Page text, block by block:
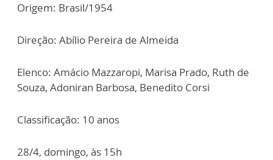
Origem: Brasil/1954
Direção: Abílio Pereira de Almeida
Elenco: Amácio Mazzaropi, Marisa Prado, Ruth de
Souza, Adoniran Barbosa, Benedito Corsi
Classificação: 10 anos
28/4, domingo, às 15h